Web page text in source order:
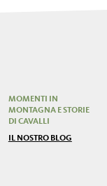
MOMENTI IN
MONTAGNA E STORIE
DI CAVALLI
IL NOSTRO BLOG